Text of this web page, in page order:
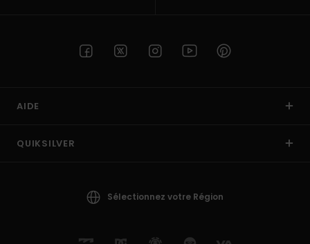
AIDE
QUIKSILVER
Sélectionnez votre Région